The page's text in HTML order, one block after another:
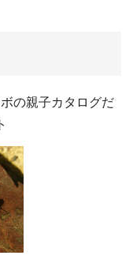
の親子カタログだ